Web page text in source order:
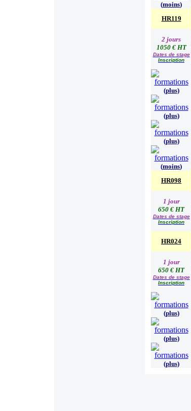
(moins)
HR119
2 jours
1050 € HT
Dates de stage
Inscription
(plus)
(plus)
(plus)
(moins)
HR098
1 jour
650 € HT
Dates de stage
Inscription
HR024
1 jour
650 € HT
Dates de stage
Inscription
(plus)
(plus)
(plus)